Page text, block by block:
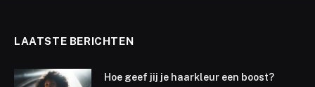
LAATSTE BERICHTEN
Hoe geef jij je haarkleur een boost?